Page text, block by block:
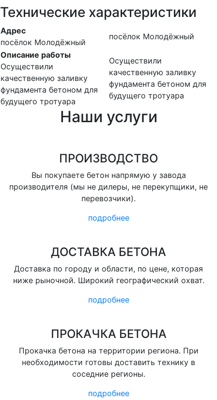
Технические характеристики
Адрес
посёлок Молодёжный
посёлок Молодёжный
Описание работы
Осуществили
качественную заливку
фундамента бетоном для
будущего тротуара
Осуществили
качественную заливку
фундамента бетоном для
будущего тротуара
Наши услуги
ПРОИЗВОДСТВО
Вы покупаете бетон напрямую у завода
производителя (мы не дилеры, не перекупщики, не
перевозчики).
подробнее
ДОСТАВКА БЕТОНА
Доставка по городу и области, по цене, которая
ниже рыночной. Широкий географический охват.
подробнее
ПРОКАЧКА БЕТОНА
Прокачка бетона на территории региона. При
необходимости готовы доставить технику в
соседние регионы.
подробнее